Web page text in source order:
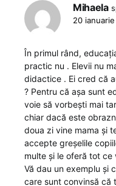
Mihaela
20
În primul rând,
practic nu . Elevii nu
didactice . Ei cred că
? Pentru că așa sunt
voie să vorbești mai
chiar dacă este
doua zi vine mama și
accepte greșelile
multe și le oferă tot ce
Vă dau un exemplu și
care sunt convinsă